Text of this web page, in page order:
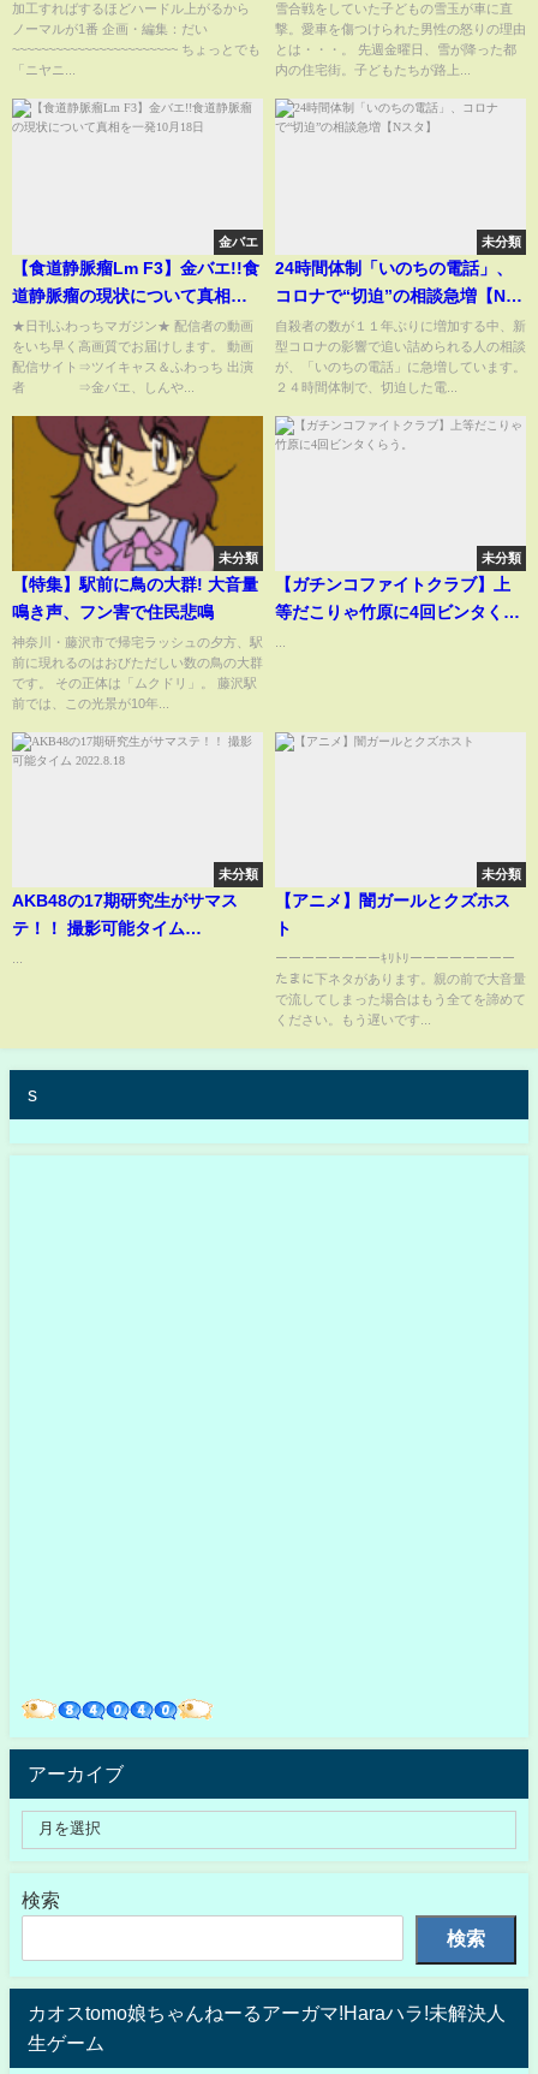
加工すればするほどハードル上がるから
ノーマルが1番 企画・編集：だい
~~~~~~~~~~~~~~~~~~~~~~~ ちょっとでも
「ニヤニ...
雪合戦をしていた子どもの雪玉が車に直
撃。愛車を傷つけられた男性の怒りの理由
とは・・・。 先週金曜日、雪が降った都
内の住宅街。子どもたちが路上...
金バエ
【食道静脈瘤Lm F3】金バエ!!食
道静脈瘤の現状について真相を
一発10月18日
★日刊ふわっちマガジン★ 配信者の動画
をいち早く高画質でお届けします。 動画
配信サイト⇒ツイキャス＆ふわっち 出演
者 ⇒金バエ、しんや...
未分類
24時間体制「いのちの電話」、
コロナで“切迫”の相談急増【Nス
タ】
自殺者の数が１１年ぶりに増加する中、新
型コロナの影響で追い詰められる人の相談
が、「いのちの電話」に急増しています。
２４時間体制で、切迫した電...
未分類
【特集】駅前に鳥の大群! 大音量
鳴き声、フン害で住民悲鳴
神奈川・藤沢市で帰宅ラッシュの夕方、駅
前に現れるのはおびただしい数の鳥の大群
です。 その正体は「ムクドリ」。 藤沢駅
前では、この光景が10年...
未分類
【ガチンコファイトクラブ】上
等だこりゃ竹原に4回ビンタくら
未分類
AKB48の17期研究生がサマス
テ！！ 撮影可能タイム
未分類
【アニメ】闇ガールとクズホス
ト
ーーーーーーーーｷﾘﾄﾘーーーーーーーー
たまに下ネタがあります。親の前で大音量
で流してしまった場合はもう全てを諦めて
ください。もう遅いです...
s
アーカイブ
検索
検索
カオスtomo娘ちゃんねーるアーガマ!Haraハラ!未解決人
生ゲーム